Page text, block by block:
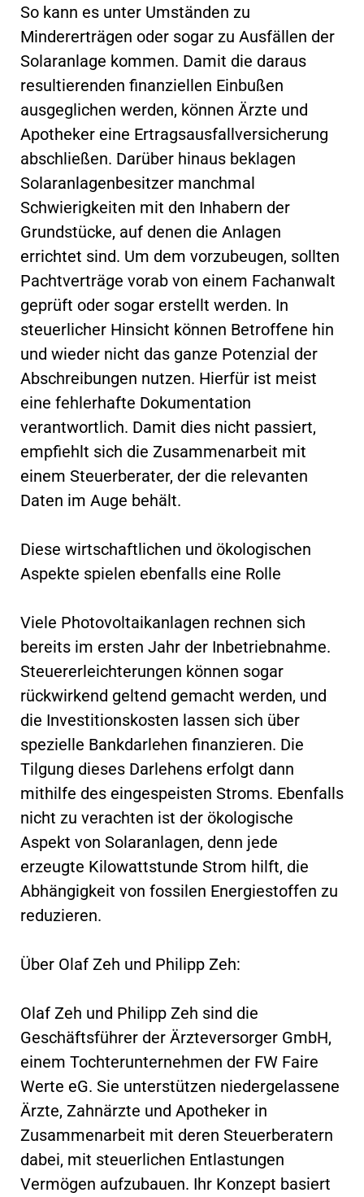
So kann es unter Umständen zu
Mindererträgen oder sogar zu Ausfällen der
Solaranlage kommen. Damit die daraus
resultierenden finanziellen Einbußen
ausgeglichen werden, können Ärzte und
Apotheker eine Ertragsausfallversicherung
abschließen. Darüber hinaus beklagen
Solaranlagenbesitzer manchmal
Schwierigkeiten mit den Inhabern der
Grundstücke, auf denen die Anlagen
errichtet sind. Um dem vorzubeugen, sollten
Pachtverträge vorab von einem Fachanwalt
geprüft oder sogar erstellt werden. In
steuerlicher Hinsicht können Betroffene hin
und wieder nicht das ganze Potenzial der
Abschreibungen nutzen. Hierfür ist meist
eine fehlerhafte Dokumentation
verantwortlich. Damit dies nicht passiert,
empfiehlt sich die Zusammenarbeit mit
einem Steuerberater, der die relevanten
Daten im Auge behält.
Diese wirtschaftlichen und ökologischen
Aspekte spielen ebenfalls eine Rolle
Viele Photovoltaikanlagen rechnen sich
bereits im ersten Jahr der Inbetriebnahme.
Steuererleichterungen können sogar
rückwirkend geltend gemacht werden, und
die Investitionskosten lassen sich über
spezielle Bankdarlehen finanzieren. Die
Tilgung dieses Darlehens erfolgt dann
mithilfe des eingespeisten Stroms. Ebenfalls
nicht zu verachten ist der ökologische
Aspekt von Solaranlagen, denn jede
erzeugte Kilowattstunde Strom hilft, die
Abhängigkeit von fossilen Energiestoffen zu
reduzieren.
Über Olaf Zeh und Philipp Zeh:
Olaf Zeh und Philipp Zeh sind die
Geschäftsführer der Ärzteversorger GmbH,
einem Tochterunternehmen der FW Faire
Werte eG. Sie unterstützen niedergelassene
Ärzte, Zahnärzte und Apotheker in
Zusammenarbeit mit deren Steuerberatern
dabei, mit steuerlichen Entlastungen
Vermögen aufzubauen. Ihr Konzept basiert